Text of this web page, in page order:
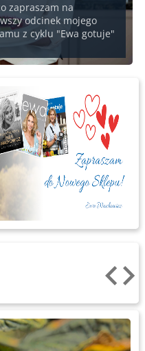
zapraszam na
odcinek mojego
z cyklu "Ewa gotuje"